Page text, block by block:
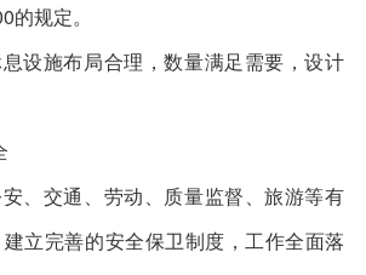
的规定。
施布局合理，数量满足需要，设计
全
交通、劳动、质量监督、旅游等有
立完善的安全保卫制度，工作全面落